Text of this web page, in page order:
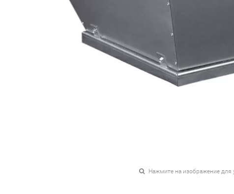
Нажмите на изображение для